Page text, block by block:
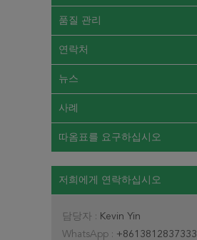
품질 관리
연락처
뉴스
사례
따옴표를 요구하십시오
저희에게 연락하십시오
담당자 : Kevin Yin
WhatsApp : +8613812837333